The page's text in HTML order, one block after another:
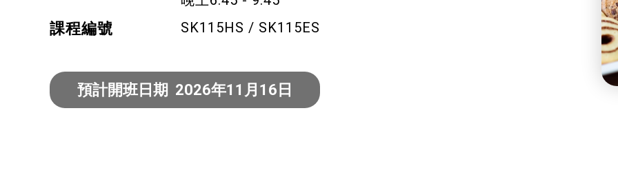
藝術分享
身心靈健康
課程編號 SK115HS / SK115ES
預計開班日期 2026年11月16日